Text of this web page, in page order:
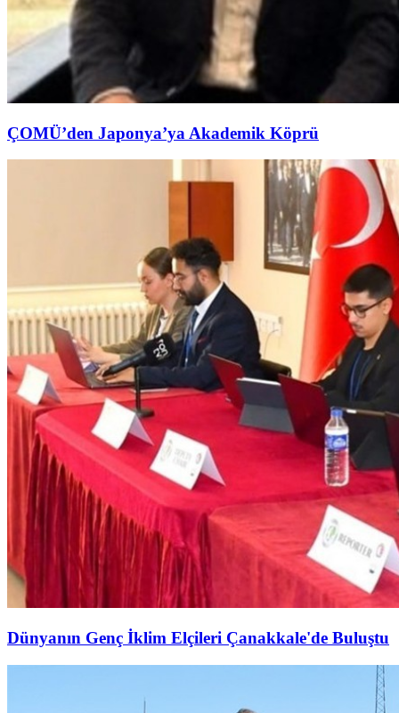
ÇOMÜ’den Japonya’ya Akademik Köprü
Dünyanın Genç İklim Elçileri Çanakkale'de Buluştu